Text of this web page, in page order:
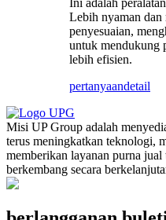
Lebih nyaman dan
penyesuaian,
untuk mendukung
lebih efisien.
pertanyaandetail
Misi UP Group adalah
terus meningkatkan teknologi,
memberikan layanan purna
berkembang secara